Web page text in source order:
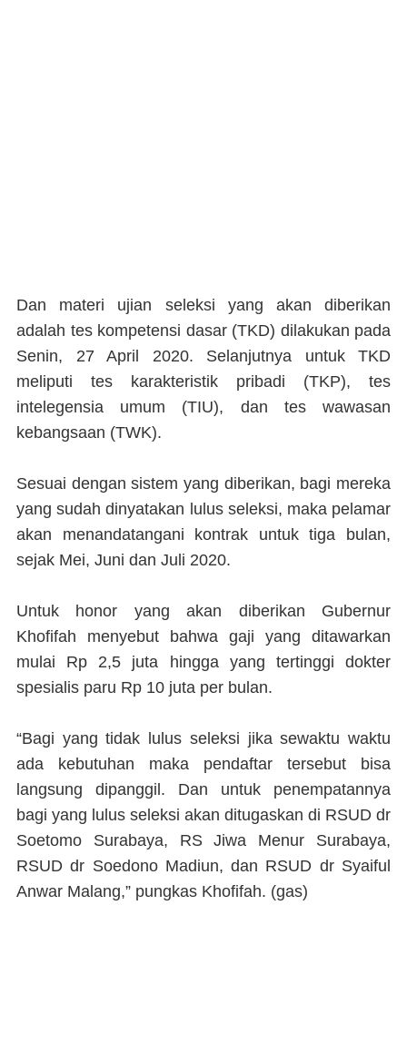
Dan materi ujian seleksi yang akan diberikan
adalah tes kompetensi dasar (TKD) dilakukan pada
Senin, 27 April 2020. Selanjutnya untuk TKD
meliputi tes karakteristik pribadi (TKP), tes
intelegensia umum (TIU), dan tes wawasan
kebangsaan (TWK).
Sesuai dengan sistem yang diberikan, bagi mereka
yang sudah dinyatakan lulus seleksi, maka pelamar
akan menandatangani kontrak untuk tiga bulan,
sejak Mei, Juni dan Juli 2020.
Untuk honor yang akan diberikan Gubernur
Khofifah menyebut bahwa gaji yang ditawarkan
mulai Rp 2,5 juta hingga yang tertinggi dokter
spesialis paru Rp 10 juta per bulan.
“Bagi yang tidak lulus seleksi jika sewaktu waktu
ada kebutuhan maka pendaftar tersebut bisa
langsung dipanggil. Dan untuk penempatannya
bagi yang lulus seleksi akan ditugaskan di RSUD dr
Soetomo Surabaya, RS Jiwa Menur Surabaya,
RSUD dr Soedono Madiun, dan RSUD dr Syaiful
Anwar Malang,” pungkas Khofifah. (gas)